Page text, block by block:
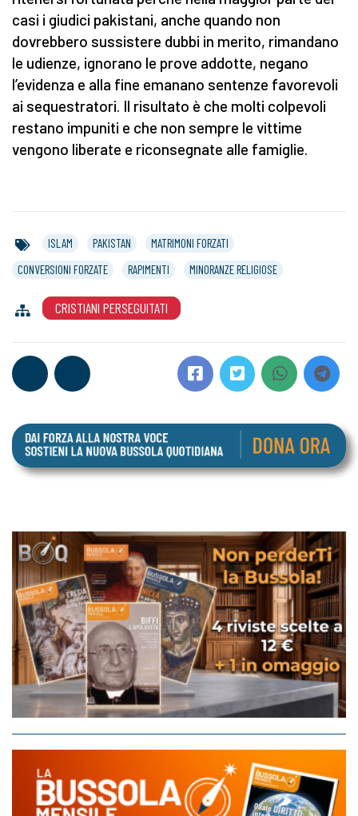
casi i giudici pakistani, anche quando non
dovrebbero sussistere dubbi in merito, rimandano
le udienze, ignorano le prove addotte, negano
l’evidenza e alla fine emanano sentenze favorevoli
ai sequestratori. Il risultato è che molti colpevoli
restano impuniti e che non sempre le vittime
vengono liberate e riconsegnate alle famiglie.
ISLAM PAKISTAN
MATRIMONI FORZATI
CONVERSIONI FORZATE
RAPIMENTI MINORANZE RELIGIOSE
CRISTIANI PERSEGUITATI